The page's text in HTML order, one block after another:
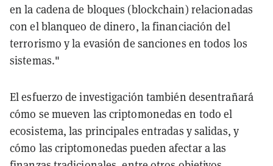
en la cadena de bloques (blockchain) relacionadas
con el blanqueo de dinero, la financiación del
terrorismo y la evasión de sanciones en todos los
sistemas."
El esfuerzo de investigación también desentrañará
cómo se mueven las criptomonedas en todo el
ecosistema, las principales entradas y salidas, y
cómo las criptomonedas pueden afectar a las